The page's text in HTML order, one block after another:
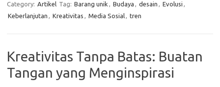
Category: Artikel Tag: Barang unik , Budaya , desain , Evolusi ,
Keberlanjutan , Kreativitas , Media Sosial, tren
Kreativitas Tanpa Batas: Buatan
Tangan yang Menginspirasi